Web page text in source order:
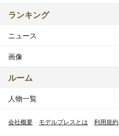
ランキング
ニュース
画像
ルーム
人物一覧
会社概要 モデルプレスとは 利用規約